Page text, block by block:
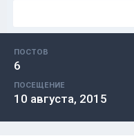
ПОСТОВ
6
ПОСЕЩЕНИЕ
10 августа, 2015